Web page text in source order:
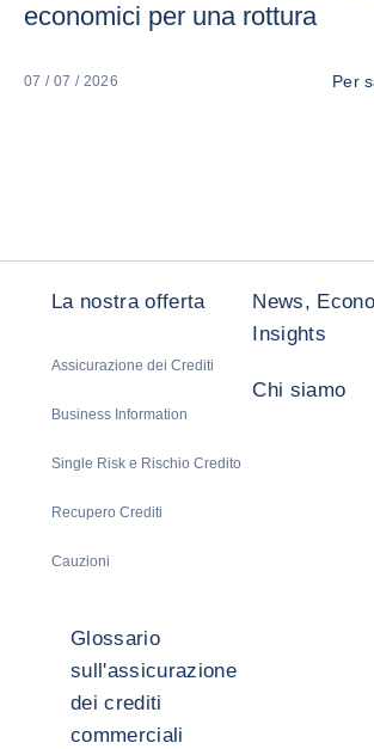
economici per una rottura
07 / 07 / 2026 Per
La nostra offerta
Assicurazione dei Crediti
Business Information
Single Risk e Rischio Credito
Recupero Crediti
Cauzioni
News,
Insights
Chi siamo
Glossario
sull'assicurazione
dei crediti
commerciali